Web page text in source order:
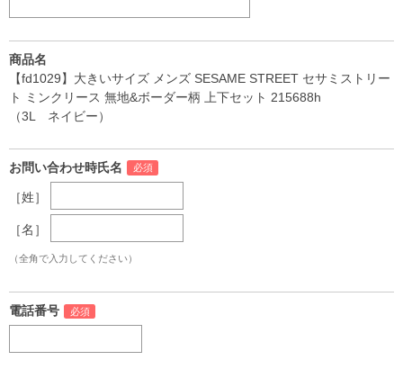
商品名
【fd1029】大きいサイズ メンズ SESAME STREET セサミストリー
ト ミンクリース 無地&ボーダー柄 上下セット 215688h
（3L ネイビー）
お問い合わせ時氏名
［姓］
［名］
（全角で入力してください）
電話番号